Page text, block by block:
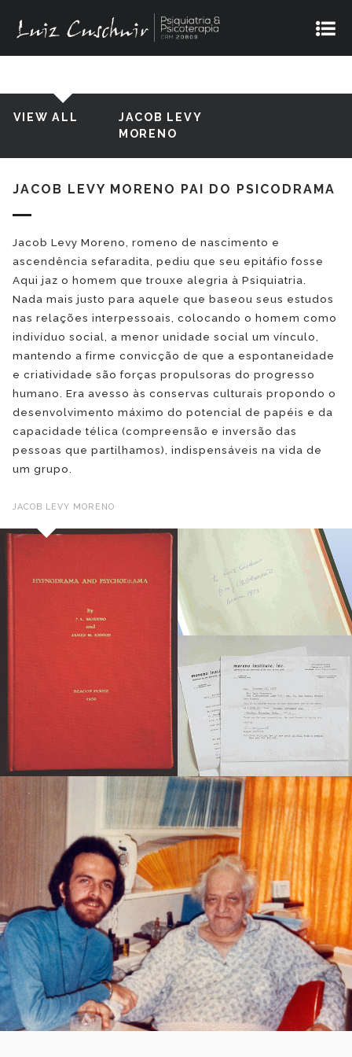
VIEW ALL
JACOB LEVY
MORENO
JACOB LEVY MORENO PAI DO PSICODRAMA
Jacob Levy Moreno, romeno de nascimento e
ascendência sefaradita, pediu que seu epitáfio fosse
Aqui jaz o homem que trouxe alegria à Psiquiatria.
Nada mais justo para aquele que baseou seus estudos
nas relações interpessoais, colocando o homem como
indivíduo social, a menor unidade social um vínculo,
mantendo a firme convicção de que a espontaneidade
e criatividade são forças propulsoras do progresso
humano. Era avesso às conservas culturais propondo o
desenvolvimento máximo do potencial de papéis e da
capacidade télica (compreensão e inversão das
pessoas que partilhamos), indispensáveis na vida de
um grupo.
JACOB LEVY MORENO